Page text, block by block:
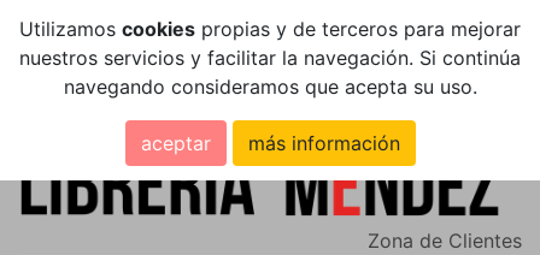
Utilizamos cookies propias y de terceros para mejorar
nuestros servicios y facilitar la navegación. Si continúa
navegando consideramos que acepta su uso.
aceptar más información
Zona de Clientes